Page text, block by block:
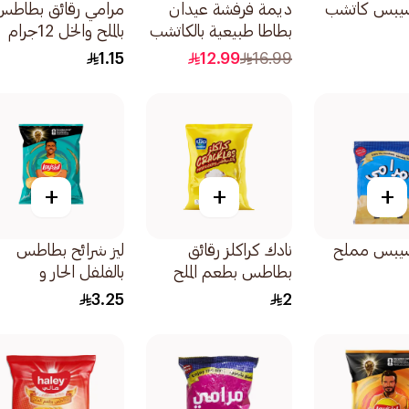
كاتشب
ديمة فرفشة عيدان
بطاطا طبيعية بالكاتشب
24×15جرام
16.99
12.99
مرامي رقائق
بالملح والخل 12جرام
1.15
+
مملح
+
نادك كراكلز رقائق
بطاطس بطعم الملح
جرام40
2
+
ليز شرائح بطاطس
بالفلفل الحار و
الليمون45جرام
3.25